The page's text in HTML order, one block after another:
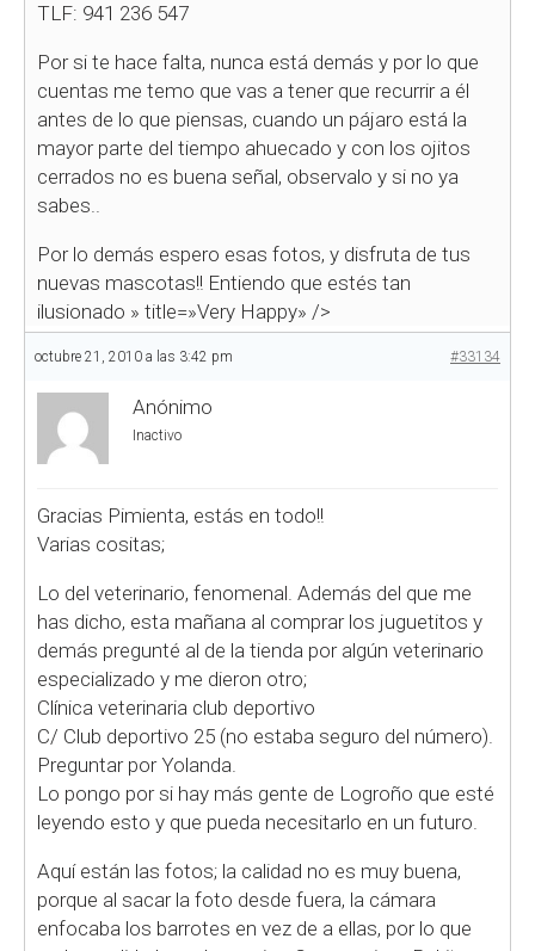
TLF: 941 236 547
Por si te hace falta, nunca está demás y por lo que
cuentas me temo que vas a tener que recurrir a él
antes de lo que piensas, cuando un pájaro está la
mayor parte del tiempo ahuecado y con los ojitos
cerrados no es buena señal, observalo y si no ya
sabes..
Por lo demás espero esas fotos, y disfruta de tus
nuevas mascotas!! Entiendo que estés tan
ilusionado » title=»Very Happy» />
octubre 21, 2010 a las 3:42 pm #33134
Anónimo
Inactivo
Gracias Pimienta, estás en todo!!
Varias cositas;
Lo del veterinario, fenomenal. Además del que me
has dicho, esta mañana al comprar los juguetitos y
demás pregunté al de la tienda por algún veterinario
especializado y me dieron otro;
Clínica veterinaria club deportivo
C/ Club deportivo 25 (no estaba seguro del número).
Preguntar por Yolanda.
Lo pongo por si hay más gente de Logroño que esté
leyendo esto y que pueda necesitarlo en un futuro.
Aquí están las fotos; la calidad no es muy buena,
porque al sacar la foto desde fuera, la cámara
enfocaba los barrotes en vez de a ellas, por lo que